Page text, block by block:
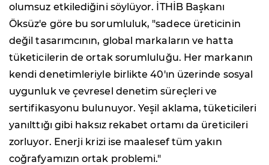
olumsuz etkilediğini söylüyor. İTHİB Başkanı
Öksüz'e göre bu sorumluluk, "sadece üreticinin
değil tasarımcının, global markaların ve hatta
tüketicilerin de ortak sorumluluğu. Her markanın
kendi denetimleriyle birlikte 40'ın üzerinde sosyal
uygunluk ve çevresel denetim süreçleri ve
sertifikasyonu bulunuyor. Yeşil aklama, tüketicileri
yanılttığı gibi haksız rekabet ortamı da üreticileri
zorluyor. Enerji krizi ise maalesef tüm yakın
coğrafyamızın ortak problemi."